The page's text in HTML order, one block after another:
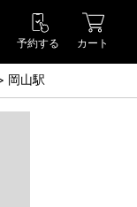
予約する カート
岡山駅